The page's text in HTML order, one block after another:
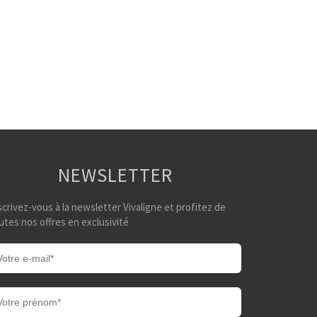
NEWSLETTER
vous à la newsletter Vivaligne et profitez de
nos offres en exclusivité